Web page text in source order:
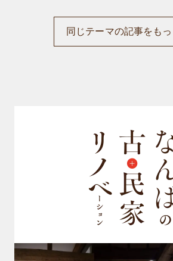
同じテーマの記事をも